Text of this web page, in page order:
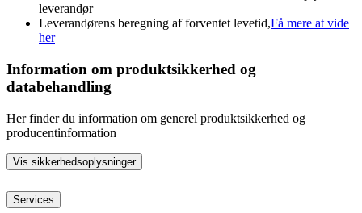
leverandør
Leverandørens beregning af forventet levetid,Få mere at vide
her
Information om produktsikkerhed og
databehandling
Her finder du information om generel produktsikkerhed og
producentinformation
Vis sikkerhedsoplysninger
Services